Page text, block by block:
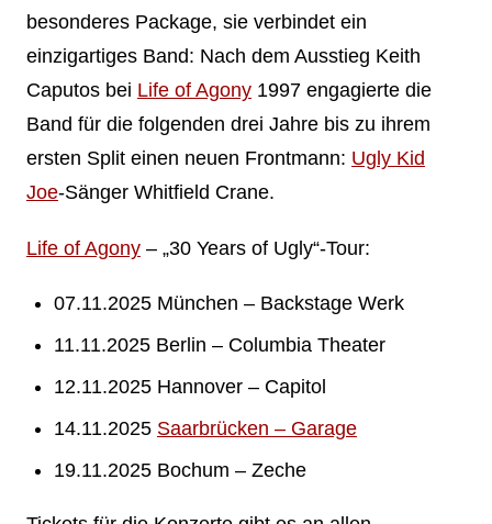
besonderes Package, sie verbindet ein
einzigartiges Band: Nach dem Ausstieg Keith
Caputos bei Life of Agony1997 engagierte die
Band für die folgenden drei Jahre bis zu ihrem
ersten Split einen neuen Frontmann: Ugly Kid
Joe-Sänger Whitfield Crane.
Life of Agony– „30 Years of Ugly“-Tour:
07.11.2025 München – Backstage Werk
11.11.2025 Berlin – Columbia Theater
12.11.2025 Hannover – Capitol
14.11.2025 Saarbrücken – Garage
19.11.2025 Bochum – Zeche